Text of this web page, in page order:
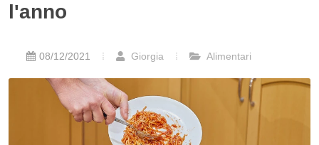
l'anno
08/12/2021 Giorgia Alimentari